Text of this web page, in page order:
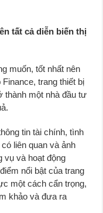
tất cả diễn biến thị
muốn, tốt nhất nên
trang thiết bị
thành một nhà đầu tư
tin tài chính, tình
liên quan và ảnh
vụ và hoạt động
nổi bật của trang
một cách cẩn trọng,
khảo và đưa ra